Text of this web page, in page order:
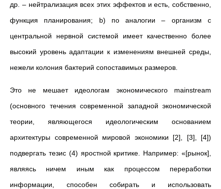
др. – нейтрализация всех этих эффектов и есть, собственно,
функция планирования; b) по аналогии – организм с
центральной нервной системой имеет качественно более
высокий уровень адаптации к изменениям внешней среды,
нежели колония бактерий сопоставимых размеров.
Это не мешает идеологам экономического mainstream
(основного течения современной западной экономической
теории, являющегося идеологическим основанием
архитектуры современной мировой экономики [2], [3], [4])
подвергать тезис (4) яростной критике. Например: «[рынок],
являясь ничем иным как процессом переработки
информации, способен собирать и использовать